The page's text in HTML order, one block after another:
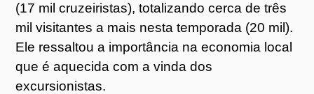
(17 mil cruzeiristas), totalizando cerca de três
mil visitantes a mais nesta temporada (20 mil).
Ele ressaltou a importância na economia local
que é aquecida com a vinda dos
excursionistas.